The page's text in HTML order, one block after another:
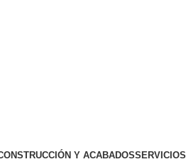
Y ACABADOSSERVICIOS